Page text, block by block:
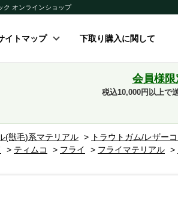
ク オンラインショップ
イトマップ 下取り購入に関して
会員様限
税込10,000円以上で
(獣毛)系マテリアル > トラウトガム/レザー
> ティムコ > フライ > フライマテリアル >